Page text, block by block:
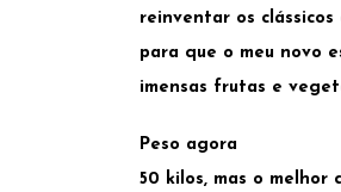
reinventar os
para que o meu novo
imensas frutas e
Peso agora
50 kilos, mas o